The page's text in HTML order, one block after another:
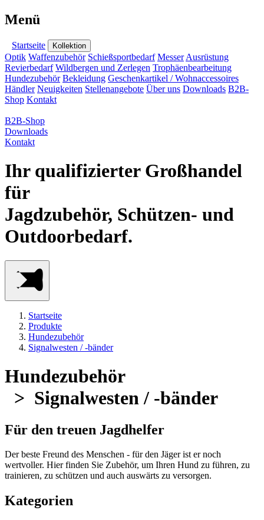
Menü
Startseite Kollektion
Optik Waffenzubehör Schießsportbedarf Messer Ausrüstung
Revierbedarf Wildbergen und Zerlegen Trophäenbearbeitung
Hundezubehör Bekleidung Geschenkartikel / Wohnaccessoires
Händler Neuigkeiten Stellenangebote Über uns Downloads B2B-
Shop Kontakt
B2B-Shop
Downloads
Kontakt
Ihr qualifizierter Großhandel
für
Jagdzubehör, Schützen- und
Outdoorbedarf.
Startseite
Produkte
Hundezubehör
Signalwesten / -bänder
Hundezubehör
> Signalwesten / -bänder
Für den treuen Jagdhelfer
Der beste Freund des Menschen - für den Jäger ist er noch
wertvoller. Hier finden Sie Zubehör, um Ihren Hund zu führen, zu
trainieren, zu schützen und auch auswärts zu versorgen.
Kategorien